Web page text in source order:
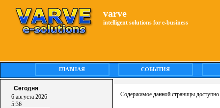
varve
intelligent solutions for e-business
ГЛАВНАЯ СОБЫТИЯ
Сегодня
6 августа 2026
5:36
Содержимое данной страницы